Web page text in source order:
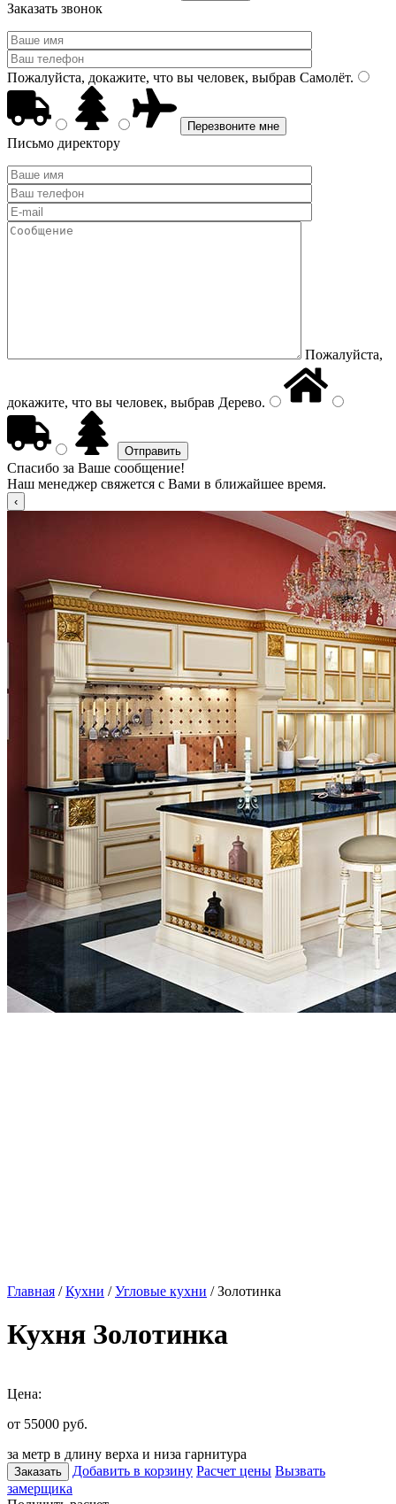
Заказать звонок
Пожалуйста, докажите, что вы человек, выбрав Самолёт.
Письмо директору
Пожалуйста,
докажите, что вы человек, выбрав Дерево.
Спасибо за Ваше сообщение!
Наш менеджер свяжется с Вами в ближайшее время.
Главная /Кухни /Угловые кухни / Золотинка
Кухня Золотинка
Цена:
от 55000 руб.
за метр в длину верха и низа гарнитура
Заказать Добавить в корзину Расчет цены Вызвать
замерщика